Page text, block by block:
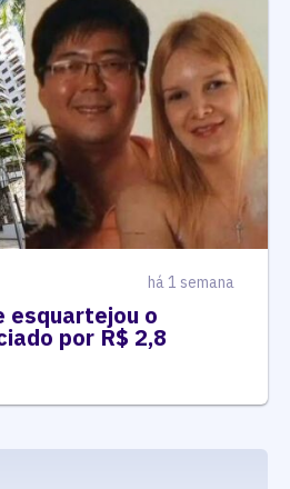
há 1 semana
esquartejou o
por R$ 2,8